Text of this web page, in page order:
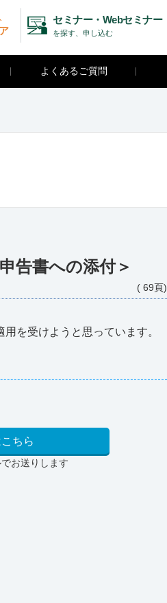
セミナー・Webセミナー
を探す、申し込む
よくあるご質問
告書への添付＞
( 69頁)
を受けようと思っています。
ちら
お送りします